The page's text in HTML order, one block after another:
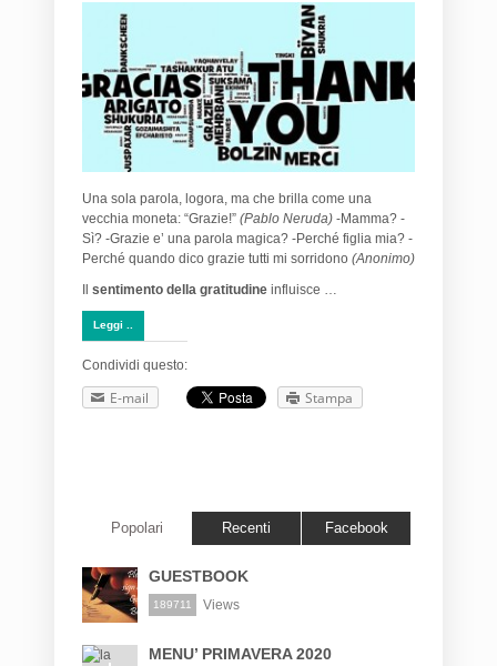
Una sola parola, logora, ma che brilla come una
vecchia moneta: “Grazie!” (Pablo Neruda) -Mamma? -
Sì? -Grazie e’ una parola magica? -Perché figlia mia? -
Perché quando dico grazie tutti mi sorridono (Anonimo)
Il sentimento della gratitudine influisce …
Leggi ..
Condividi questo:
E-mail Stampa
Popolari Recenti Facebook
GUESTBOOK
189711 Views
MENU’ PRIMAVERA 2020